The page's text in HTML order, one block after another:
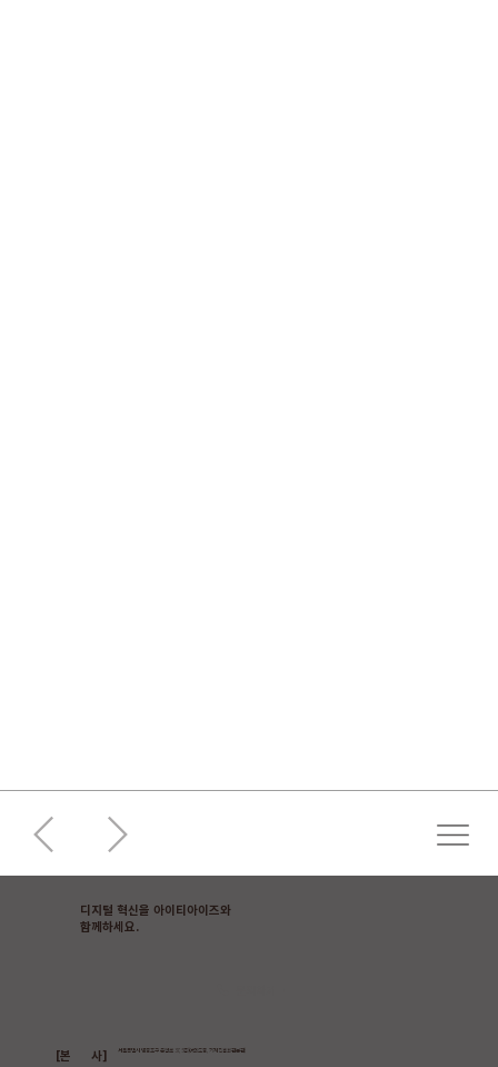
디지털 혁신을 아이티아이즈와
​함께하세요.
[본 사]
서울특별시 영등포구 은행로 37, 5층(여의도동, 기계진흥회관본관)